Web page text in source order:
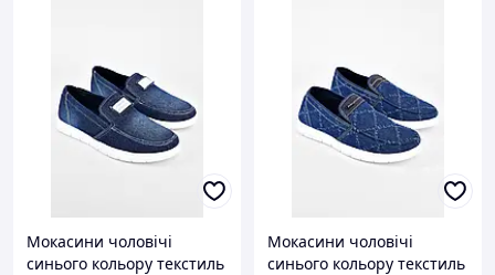
Мокасини чоловічі
синього кольору текстиль
Мокасини чоловічі
синього кольору текстиль